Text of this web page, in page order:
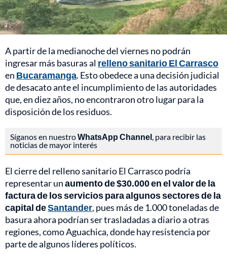
A partir de la medianoche del viernes no podrán
ingresar más basuras al relleno sanitario El Carrasco
en Bucaramanga. Esto obedece a una decisión judicial
de desacato ante el incumplimiento de las autoridades
que, en diez años, no encontraron otro lugar para la
disposición de los residuos.
Síganos en nuestroWhatsApp Channel , para recibir las
noticias de mayor interés
El cierre del relleno sanitario El Carrasco podría
representar unaumento de $30.000 en el valor de la
factura de los servicios para algunos sectores de la
capital deSantander, pues más de 1.000 toneladas de
basura ahora podrían ser trasladadas a diario a otras
regiones, como Aguachica, donde hay resistencia por
parte de algunos líderes políticos.